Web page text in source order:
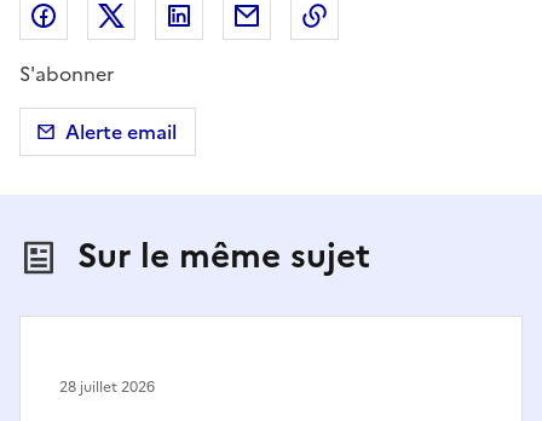
Partager sur Facebook
Partager sur X (anciennement Twitter)
Partager sur LinkedIn
Partager par email
S'abonner
Alerte email
Sur le même sujet
28 juillet 2026